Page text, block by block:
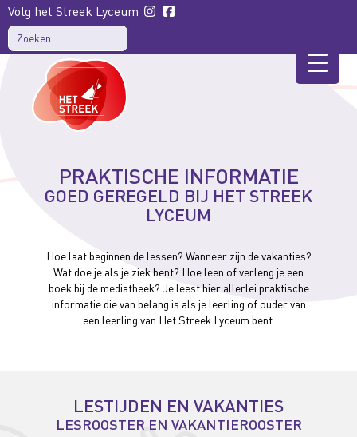
Volg het Streek Lyceum
PRAKTISCHE INFORMATIE
GOED GEREGELD BIJ HET STREEK
LYCEUM
Hoe laat beginnen de lessen? Wanneer zijn de vakanties?
Wat doe je als je ziek bent? Hoe leen of verleng je een
boek bij de mediatheek? Je leest hier allerlei praktische
informatie die van belang is als je leerling of ouder van
een leerling van Het Streek Lyceum bent.
LESTIJDEN EN VAKANTIES
LESROOSTER EN VAKANTIEROOSTER